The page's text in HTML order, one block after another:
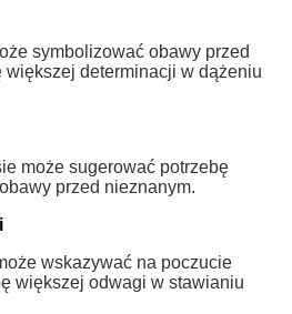
symbolizować obawy przed
determinacji w dążeniu
może sugerować potrzebę
przed nieznanym.
wskazywać na poczucie
większej odwagi w stawianiu